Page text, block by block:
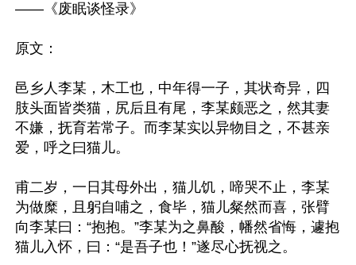
——《废眠谈怪录》
原文：
邑乡人李某，木工也，中年得一子，其状奇异，四
肢头面皆类猫，尻后且有尾，李某颇恶之，然其妻
不嫌，抚育若常子。而李某实以异物目之，不甚亲
爱，呼之曰猫儿。
甫二岁，一日其母外出，猫儿饥，啼哭不止，李某
为做糜，且躬自哺之，食毕，猫儿粲然而喜，张臂
向李某曰：“抱抱。”李某为之鼻酸，幡然省悔，遽抱
猫儿入怀，曰：“是吾子也！”遂尽心抚视之。